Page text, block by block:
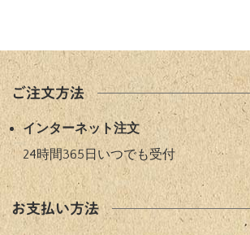
ご注文方法
インターネット注文
24時間365日いつでも受付​
お支払い方法